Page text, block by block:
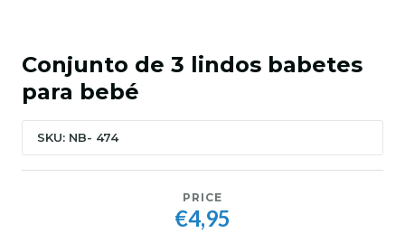
Conjunto de 3 lindos babetes
para bebé
SKU: NB- 474
PRICE
€4,95